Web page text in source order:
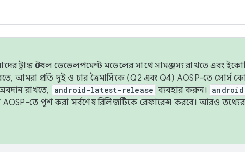
ট্রাঙ্ক স্টেবল ডেভেলপমেন্ট মডেলের সাথে সামঞ্জস্য রাখতে এবং
আমরা প্রতি দুই ও চার ত্রৈমাসিকে (Q2 এবং Q4) AOSP-তে সোর্স
রাখতে,
android-latest-release ব্যবহার করুন।
AOSP-তে পুশ করা সর্বশেষ রিলিজটিকে রেফারেন্স করবে। আরও